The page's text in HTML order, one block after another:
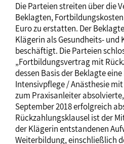
Die Parteien streiten über die
Beklagten, Fortbildungskosten
Euro zu erstatten. Der
Klägerin als Gesundheits- und
beschäftigt. Die Parteien
„Fortbildungsvertrag mit
dessen Basis der Beklagte
Intensivpflege / Anästhesie
zum Praxisanleiter
September 2018 erfolgreich
Rückzahlungsklausel ist der
der Klägerin entstandenen
Weiterbildung, einschließlich